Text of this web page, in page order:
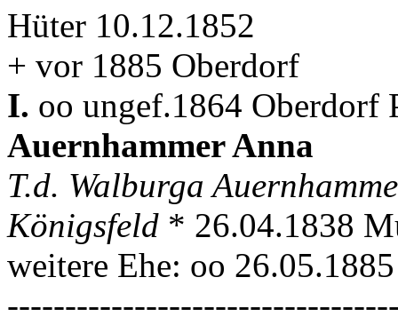
Hüter 10.12.1852
+ vor 1885 Oberdorf
I. oo ungef.1864 Oberdorf
Auernhammer Anna
T.d. Walburga
Königsfeld * 26.04.1838
weitere Ehe: oo